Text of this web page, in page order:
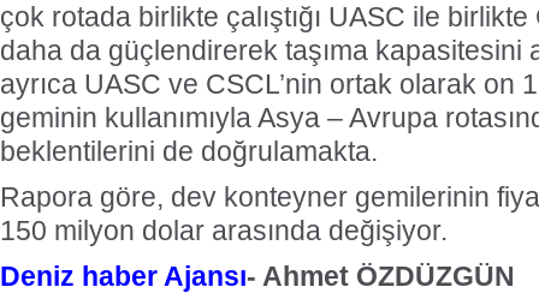
çok rotada birlikte çalıştığı UASC ile birlikte
daha da güçlendirerek taşıma kapasitesini
ayrıca UASC ve CSCL’nin ortak olarak on
geminin kullanımıyla Asya – Avrupa
beklentilerini de doğrulamakta.
Rapora göre, dev konteyner gemilerinin
150 milyon dolar arasında değişiyor.
Deniz haber Ajansı- Ahmet ÖZDÜZGÜN